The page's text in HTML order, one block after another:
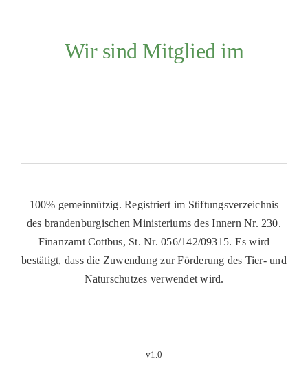
Wir sind Mitglied im
100% gemeinnützig. Registriert im Stiftungsverzeichnis
des brandenburgischen Ministeriums des Innern Nr. 230.
Finanzamt Cottbus, St. Nr. 056/142/09315. Es wird
bestätigt, dass die Zuwendung zur Förderung des Tier- und
Naturschutzes verwendet wird.
v1.0